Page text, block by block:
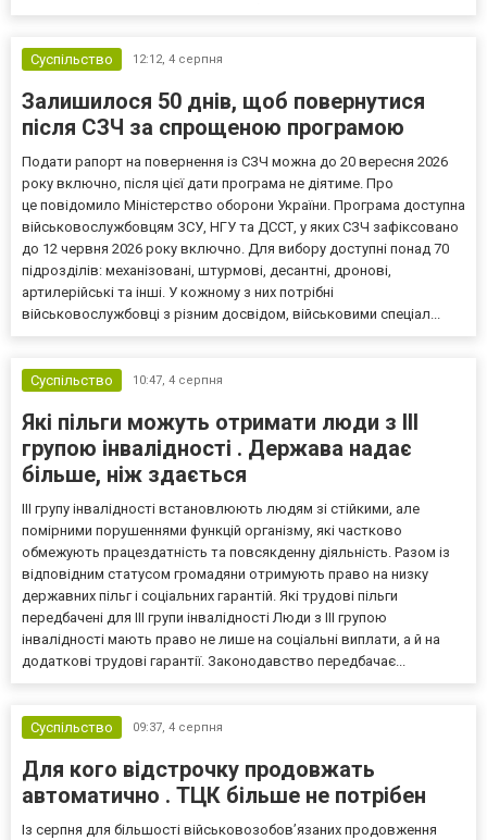
Суспільство
12:12, 4 серпня
Залишилося 50 днів, щоб повернутися
після СЗЧ за спрощеною програмою
Подати рапорт на повернення із СЗЧ можна до 20 вересня 2026
року включно, після цієї дати програма не діятиме. Про
це повідомило Міністерство оборони України. Програма доступна
військовослужбовцям ЗСУ, НГУ та ДССТ, у яких СЗЧ зафіксовано
до 12 червня 2026 року включно. Для вибору доступні понад 70
підрозділів: механізовані, штурмові, десантні, дронові,
артилерійські та інші. У кожному з них потрібні
військовослужбовці з різним досвідом, військовими спеціал...
Суспільство 10:47, 4 серпня
Які пільги можуть отримати люди з III
групою інвалідності . Держава надає
більше, ніж здається
III групу інвалідності встановлюють людям зі стійкими, але
помірними порушеннями функцій організму, які частково
обмежують працездатність та повсякденну діяльність. Разом із
відповідним статусом громадяни отримують право на низку
державних пільг і соціальних гарантій. Які трудові пільги
передбачені для III групи інвалідності Люди з III групою
інвалідності мають право не лише на соціальні виплати, а й на
додаткові трудові гарантії. Законодавство передбачає...
Суспільство 09:37, 4 серпня
Для кого відстрочку продовжать
автоматично . ТЦК більше не потрібен
Із серпня для більшості військовозобов’язаних продовження